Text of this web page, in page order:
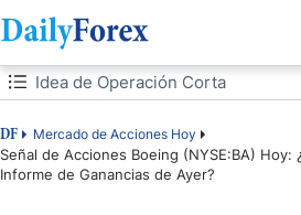
Tabla de contenidos
DF Mercado de Acciones Hoy
Señal de Acciones Boeing (NYSE:BA) Hoy:
Informe de Ganancias de Ayer?
Idea de Operación Corta
Idea de Operación Corta
Análisis del Sentimiento del Mercado